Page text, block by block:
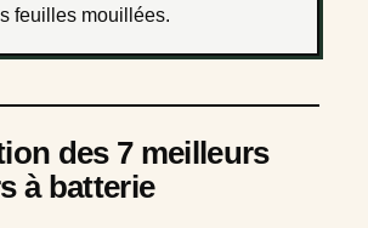
feuilles mouillées.
des 7 meilleurs
à batterie